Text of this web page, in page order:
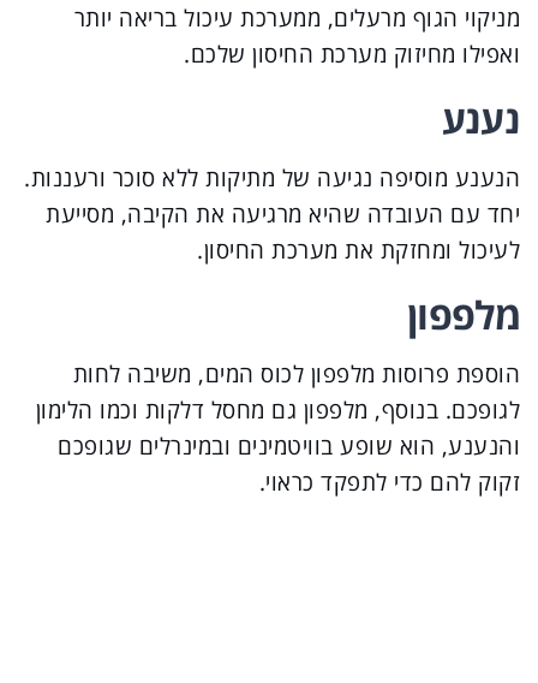
מניקוי הגוף מרעלים, ממערכת עיכול בריאה יותר
ואפילו מחיזוק מערכת החיסון שלכם.
נענע
הנענע מוסיפה נגיעה של מתיקות ללא סוכר ורעננות.
יחד עם העובדה שהיא מרגיעה את הקיבה, מסייעת
לעיכול ומחזקת את מערכת החיסון.
מלפפון
הוספת פרוסות מלפפון לכוס המים, משיבה לחות
לגופכם. בנוסף, מלפפון גם מחסל דלקות וכמו הלימון
והנענע, הוא שופע בוויטמינים ובמינרלים שגופכם
זקוק להם כדי לתפקד כראוי.